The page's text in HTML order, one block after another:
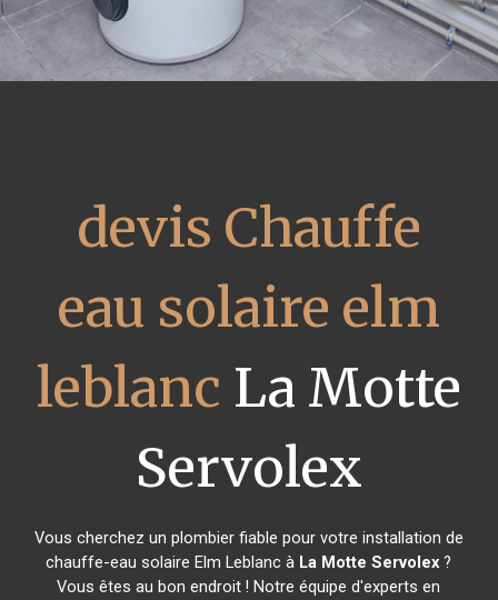
devis Chauffe
eau solaire elm
leblanc La Motte
Servolex
Vous cherchez un plombier fiable pour votre installation de
chauffe-eau solaire Elm Leblanc à La Motte Servolex ?
Vous êtes au bon endroit ! Notre équipe d'experts en